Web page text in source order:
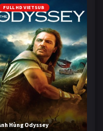
FULL HD VIETSUB
Hùng Odyssey